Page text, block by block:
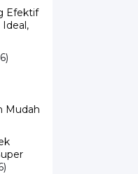
Efektif
Mudah